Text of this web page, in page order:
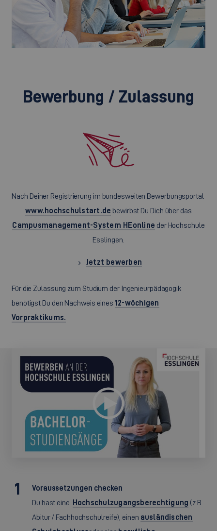
©
Bewerbung / Zulassung
Nach Deiner Registrierung im bundesweiten Bewerbungsportal
www.hochschulstart.de bewirbst Du Dich über das
Campusmanagement-System HEonline der Hochschule
Esslingen.
Jetzt bewerben
Für die Zulassung zum Studium der Ingenieurpädagogik
benötigst Du den Nachweis eines 12-wöchigen
Vorpraktikums.
Voraussetzungen checken
Du hast eine Hochschulzugangsberechtigung (z.B.
Abitur / Fachhochschulreife), einen ausländischen